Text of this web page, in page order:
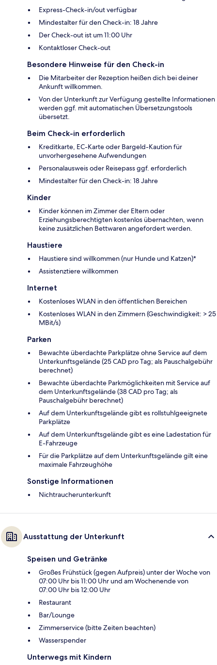
Express-Check-in/out verfügbar
Mindestalter für den Check-in: 18 Jahre
Der Check-out ist um 11:00 Uhr
Kontaktloser Check-out
Besondere Hinweise für den Check-in
Die Mitarbeiter der Rezeption heißen dich bei deiner
Ankunft willkommen.
Von der Unterkunft zur Verfügung gestellte Informationen
werden ggf. mit automatischen Übersetzungstools
übersetzt.
Beim Check-in erforderlich
Kreditkarte, EC-Karte oder Bargeld-Kaution für
unvorhergesehene Aufwendungen
Personalausweis oder Reisepass ggf. erforderlich
Mindestalter für den Check-in: 18 Jahre
Kinder
Kinder können im Zimmer der Eltern oder
Erziehungsberechtigten kostenlos übernachten, wenn
keine zusätzlichen Bettwaren angefordert werden.
Haustiere
Haustiere sind willkommen (nur Hunde und Katzen)*
Assistenztiere willkommen
Internet
Kostenloses WLAN in den öffentlichen Bereichen
Kostenloses WLAN in den Zimmern (Geschwindigkeit: > 25
MBit/s)
Parken
Bewachte überdachte Parkplätze ohne Service auf dem
Unterkunftsgelände (25 CAD pro Tag; als Pauschalgebühr
berechnet)
Bewachte überdachte Parkmöglichkeiten mit Service auf
dem Unterkunftsgelände (38 CAD pro Tag; als
Pauschalgebühr berechnet)
Auf dem Unterkunftsgelände gibt es rollstuhlgeeignete
Parkplätze
Auf dem Unterkunftsgelände gibt es eine Ladestation für
E-Fahrzeuge
Für die Parkplätze auf dem Unterkunftsgelände gilt eine
maximale Fahrzeughöhe
Sonstige Informationen
Nichtraucherunterkunft
Ausstattung der Unterkunft
Speisen und Getränke
Großes Frühstück (gegen Aufpreis) unter der Woche von
07:00 Uhr bis 11:00 Uhr und am Wochenende von
07:00 Uhr bis 12:00 Uhr
Restaurant
Bar/Lounge
Zimmerservice (bitte Zeiten beachten)
Wasserspender
Unterwegs mit Kindern